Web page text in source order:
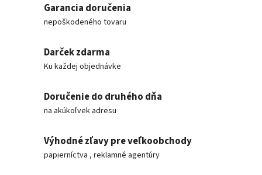
Garancia doručenia
nepoškodeného tovaru
Darček zdarma
Ku každej objednávke
Doručenie do druhého dňa
na akúkoľvek adresu
Výhodné zľavy pre veľkoobchody
papierníctva , reklamné agentúry